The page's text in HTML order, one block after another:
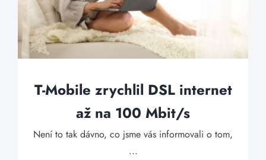
T-Mobile zrychlil DSL internet
až na 100 Mbit/s
Není to tak dávno, co jsme vás informovali o tom,
...